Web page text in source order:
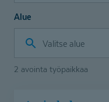
Alue
Valitse
2 avointa työpaikkaa